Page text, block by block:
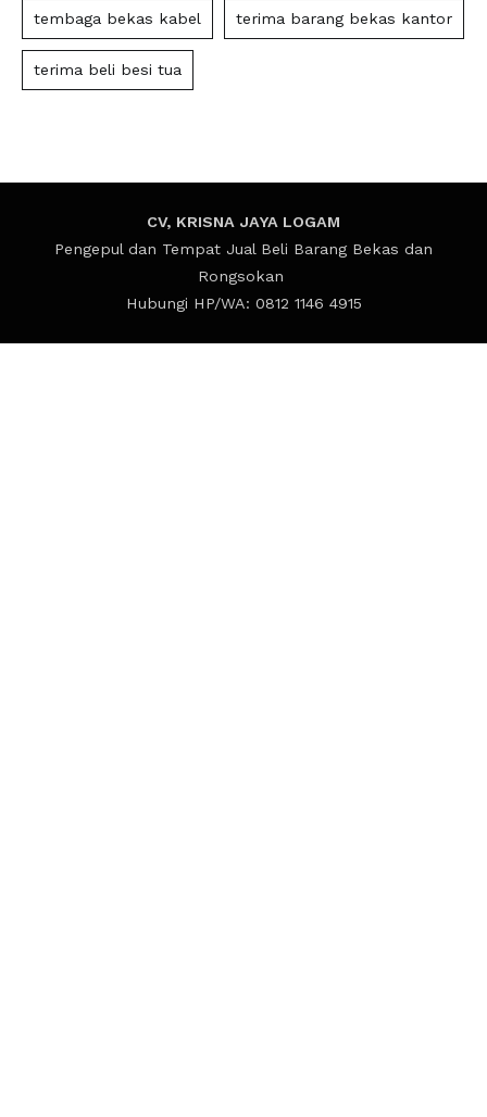
tembaga bekas kabel terima barang bekas kantor
terima beli besi tua
CV, KRISNA JAYA LOGAM
Pengepul dan Tempat Jual Beli Barang Bekas dan
Rongsokan
Hubungi HP/WA: 0812 1146 4915